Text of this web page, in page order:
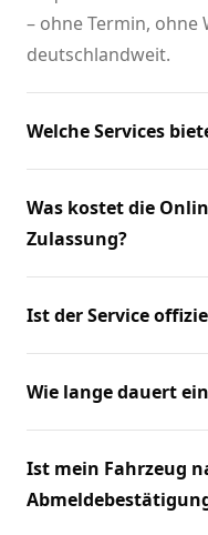
– ohne Termin, ohne
deutschlandweit.
Welche Services
Was kostet die
Zulassung?
Ist der Service
Wie lange dauert
Ist mein Fahrzeug